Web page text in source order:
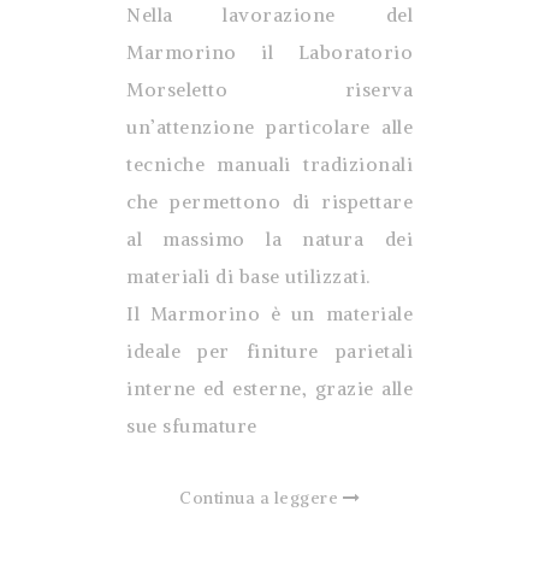
Nella lavorazione del
Marmorino il Laboratorio
Morseletto riserva
un’attenzione particolare alle
tecniche manuali tradizionali
che permettono di rispettare
al massimo la natura dei
materiali di base utilizzati.
Il Marmorino è un materiale
ideale per finiture parietali
interne ed esterne, grazie alle
sue sfumature
Continua a leggere